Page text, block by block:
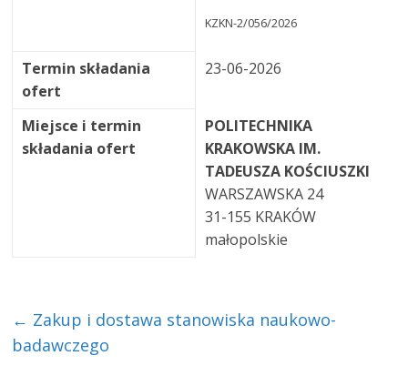
KZKN-2/056/2026
Termin składania
ofert
23-06-2026
Miejsce i termin
składania ofert
POLITECHNIKA
KRAKOWSKA IM.
TADEUSZA KOŚCIUSZKI
WARSZAWSKA 24
31-155 KRAKÓW
małopolskie
← Zakup i dostawa stanowiska naukowo-
badawczego